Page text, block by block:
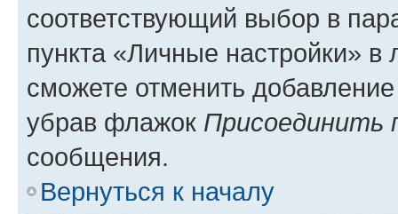
соответствующий выбор в
пункта «Личные настройки»
сможете отменить
убрав флажок Присоединить
сообщения.
Вернуться к началу